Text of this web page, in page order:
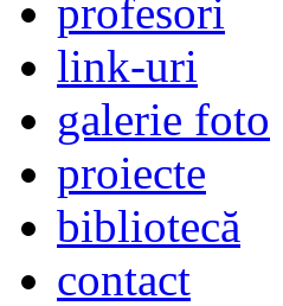
profesori
link-uri
galerie foto
proiecte
bibliotecă
contact